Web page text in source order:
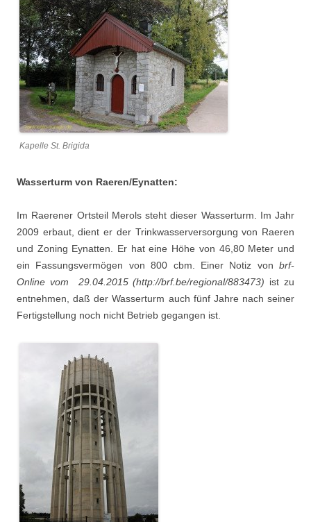
Kapelle St. Brigida
Wasserturm von Raeren/Eynatten:
Im Raerener Ortsteil Merols steht dieser Wasserturm. Im Jahr
2009 erbaut, dient er der Trinkwasserversorgung von Raeren
und Zoning Eynatten. Er hat eine Höhe von 46,80 Meter und
ein Fassungsvermögen von 800 cbm. Einer Notiz von brf-
Online vom 29.04.2015 (http://brf.be/regional/883473) ist zu
entnehmen, daß der Wasserturm auch fünf Jahre nach seiner
Fertigstellung noch nicht Betrieb gegangen ist.